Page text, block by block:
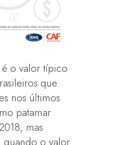
é o valor típico
que
nos últimos
patamar
mas